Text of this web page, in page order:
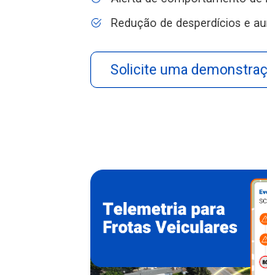
Redução de desperdícios e
Solicite uma